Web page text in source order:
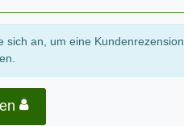
sich an, um eine Kundenrezension